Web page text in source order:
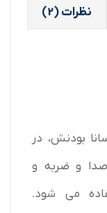
نظرات (2)
بودنش، در
صدا و ضربه و
می شود.